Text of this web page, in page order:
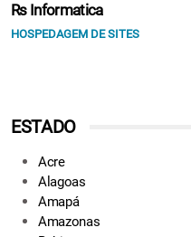
Rs Informatica
HOSPEDAGEM DE SITES
ESTADO
Acre
Alagoas
Amapá
Amazonas